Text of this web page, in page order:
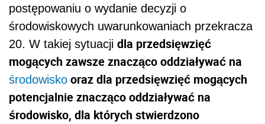
postępowaniu o wydanie decyzji o
środowiskowych uwarunkowaniach przekracza
20. W takiej sytuacji dla przedsięwzięć
mogących zawsze znacząco oddziaływać na
środowisko oraz dla przedsięwzięć mogących
potencjalnie znacząco oddziaływać na
środowisko, dla których stwierdzono